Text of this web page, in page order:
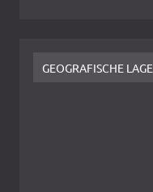
GEOGRAFISCHE LAGE